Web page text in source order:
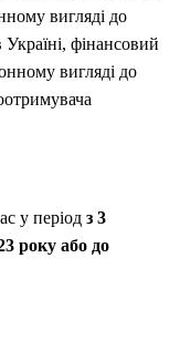
вигляді до
фінансовий
вигляді до
у період з 3
року або до